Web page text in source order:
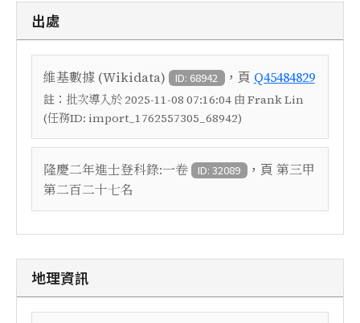
出處
維基數據 (Wikidata) ID: 68942 ，頁 Q45484829
註： 批次導入於 2025-11-08 07:16:04 由 Frank Lin
(任務ID: import_1762557305_68942)
隆慶二年進士登科錄:一卷 ID: 32089 ，頁 第三甲
第二百二十七名
地理資訊